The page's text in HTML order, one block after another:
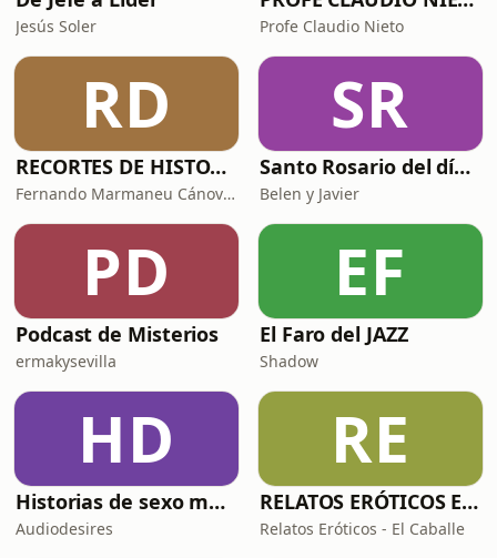
Jesús Soler Profe Claudio Nieto
RD
RECORTES DE HISTORIA Y CIENCIA
Fernando Marmaneu Cánovas
SR
Santo Rosario del día. 🙏 Reza con nosotros en castellano 🇪🇸
Belen y Javier
PD
Podcast de Misterios
ermakysevilla
EF
El Faro del JAZZ
Shadow
HD
Historias de sexo muy intensas y calientes
Audiodesires
RE
RELATOS ERÓTICOS El Caballero Oscuro
Relatos Eróticos - El Caballe